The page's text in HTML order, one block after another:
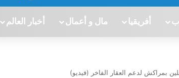
أفريقيا مال و أعمال أخبار العالم
بمراكش لدعم العقار الفاخر (فيديو)